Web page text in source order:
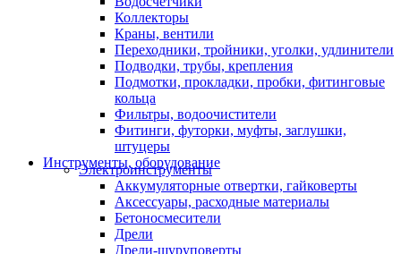
Коллекторы
Краны, вентили
Переходники, тройники, уголки, удлинители
Подводки, трубы, крепления
Подмотки, прокладки, пробки, фитинговые
кольца
Фильтры, водоочистители
Фитинги, футорки, муфты, заглушки,
штуцеры
Инструменты, оборудование
Электроинструменты
Аккумуляторные отвертки, гайковерты
Аксессуары, расходные материалы
Бетоносмесители
Дрели
Дрели-шуруповерты